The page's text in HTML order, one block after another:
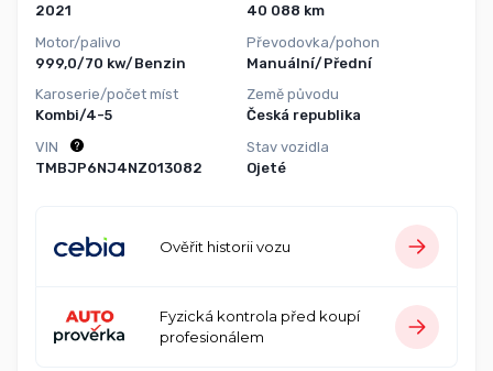
2021
Motor/palivo
999,0/70 kw/Benzin
Karoserie/počet míst
Kombi/4-5
40 088 km
Převodovka/pohon
Manuální/Přední
Země původu
Česká republika
VIN
TMBJP6NJ4NZ013082
Stav vozidla
Ojeté
Ověřit historii vozu
Fyzická kontrola před koupí
profesionálem